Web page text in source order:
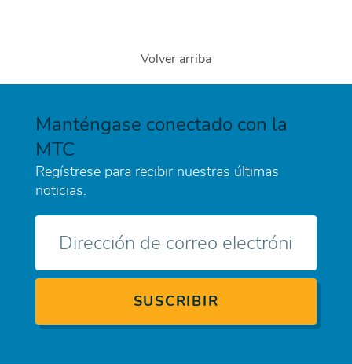
Volver arriba
Manténgase conectado con la
MTC
Regístrese para recibir nuestras últimas
noticias.
electrónico